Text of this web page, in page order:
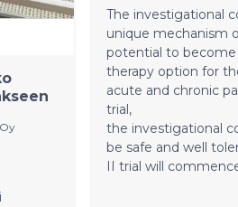
sähkönkulutuksen,
tasesähkön hinnan
kulut ilman
arvonmuutosta olivat
miljoonaa euroa
The investigational
unique mechanism
potential to become
therapy option for
acute and chronic
trial,
the investigational
be safe and well
II trial will